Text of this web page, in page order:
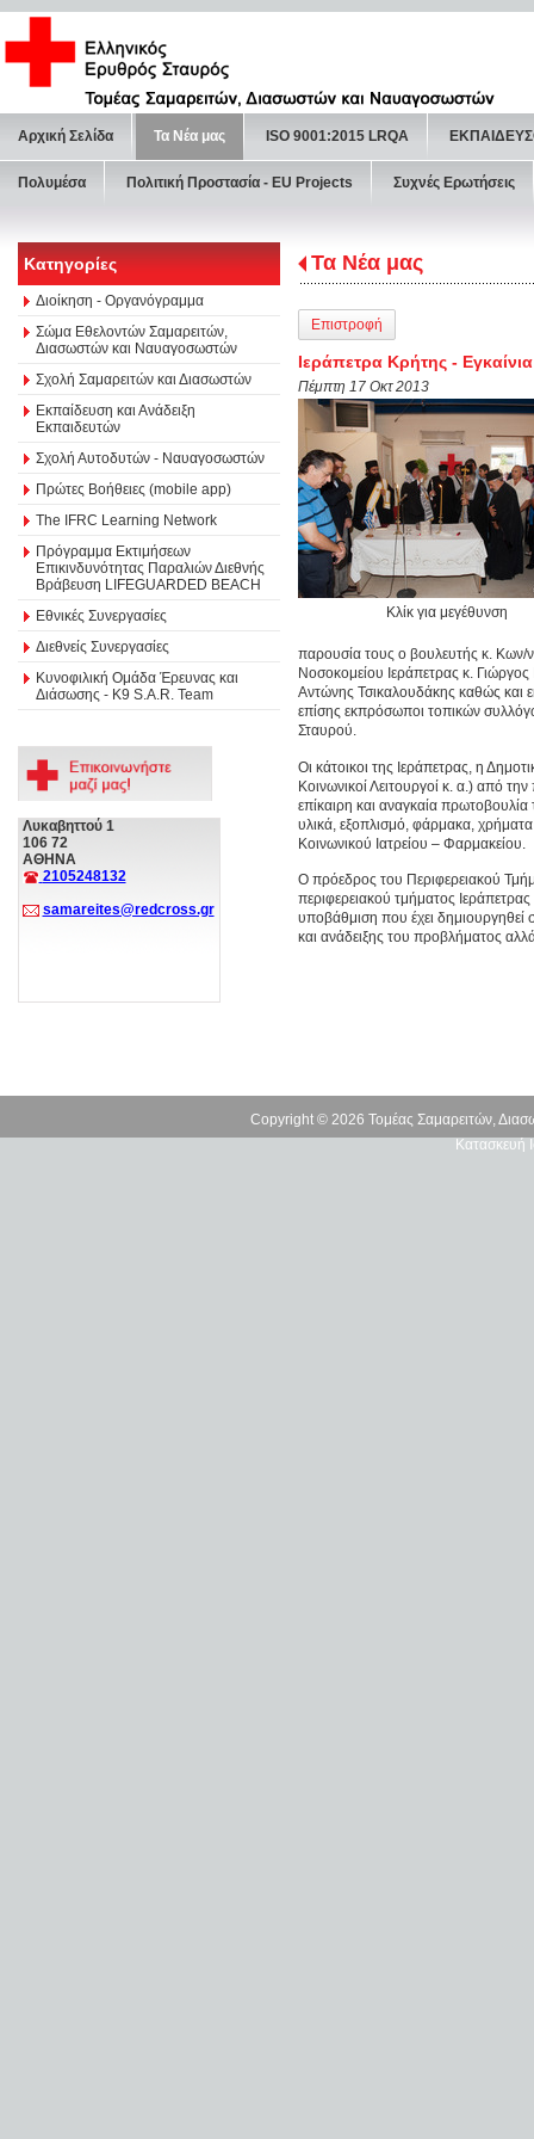
Αρχική Σελίδα Τα Νέα μας ISO 9001:2015 LRQA
Πολυμέσα Πολιτική Προστασία - ΕU Projects Συχνές Ερωτήσεις
Κατηγορίες
Διοίκηση - Οργανόγραμμα
Σώμα Εθελοντών Σαμαρειτών,
Διασωστών και Ναυαγοσωστών
Σχολή Σαμαρειτών και Διασωστών
Εκπαίδευση και Ανάδειξη
Εκπαιδευτών
Σχολή Αυτοδυτών - Ναυαγοσωστών
Πρώτες Βοήθειες (mobile app)
The IFRC Learning Network
Πρόγραμμα Εκτιμήσεων
Επικινδυνότητας Παραλιών Διεθνής
Βράβευση LIFEGUARDED BEACH
Εθνικές Συνεργασίες
Διεθνείς Συνεργασίες
Κυνοφιλική Ομάδα Έρευνας και
Διάσωσης - Κ9 S.A.R. Team
Λυκαβηττού 1
106 72
ΑΘΗΝΑ
2105248132
samareites@redcross.gr
Τα Νέα μας
Επιστροφή
Ιεράπετρα Κρήτης -
Πέμπτη 17 Οκτ 2013
Κλίκ για μεγέθυνση
παρουσία τους ο βουλευτής κ. Κων/
Νοσοκομείου Ιεράπετρας κ.
Αντώνης Τσικαλουδάκης καθώς και
επίσης εκπρόσωποι τοπικών
Σταυρού.
Οι κάτοικοι της Ιεράπετρας, η
Κοινωνικοί Λειτουργοί κ. α.) από
επίκαιρη και αναγκαία
υλικά, εξοπλισμό, φάρμακα,
Κοινωνικού Ιατρείου – Φαρμακείου.
Ο πρόεδρος του Περιφερειακού
περιφερειακού τμήματος
υποβάθμιση που έχει
και ανάδειξης του προβλήματος
Copyright © 2026 Τομέας Σαμαρειτών,
Κατασκευή